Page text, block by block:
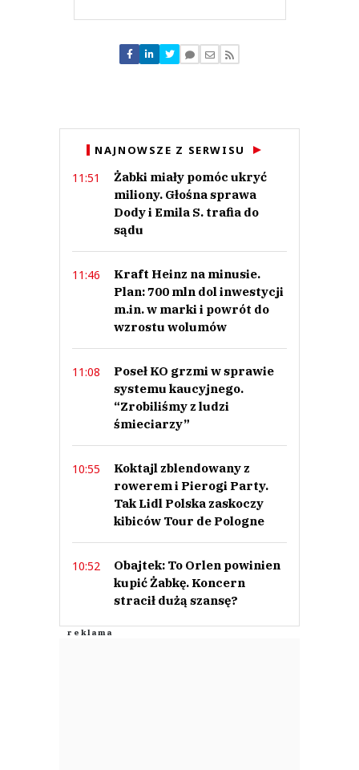
NAJNOWSZE Z SERWISU
11:51
Żabki miały pomóc ukryć
miliony. Głośna sprawa
Dody i Emila S. trafia do
sądu
11:46
Kraft Heinz na minusie.
Plan: 700 mln dol inwestycji
m.in. w marki i powrót do
wzrostu wolumów
11:08
Poseł KO grzmi w sprawie
systemu kaucyjnego.
“Zrobiliśmy z ludzi
śmieciarzy”
10:55
Koktajl zblendowany z
rowerem i Pierogi Party.
Tak Lidl Polska zaskoczy
kibiców Tour de Pologne
10:52
Obajtek: To Orlen powinien
kupić Żabkę. Koncern
stracił dużą szansę?